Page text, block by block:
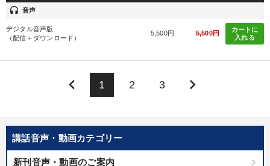
講話音声・動画カテゴリー
新刊音声・動画のご案内
headset 音声
デジタル音声版
（配信＋ダウンロード）
5,500円 5,500円
カートに
入れる
keyboard_arrow_left 1 2 3 keyboard_arrow_right